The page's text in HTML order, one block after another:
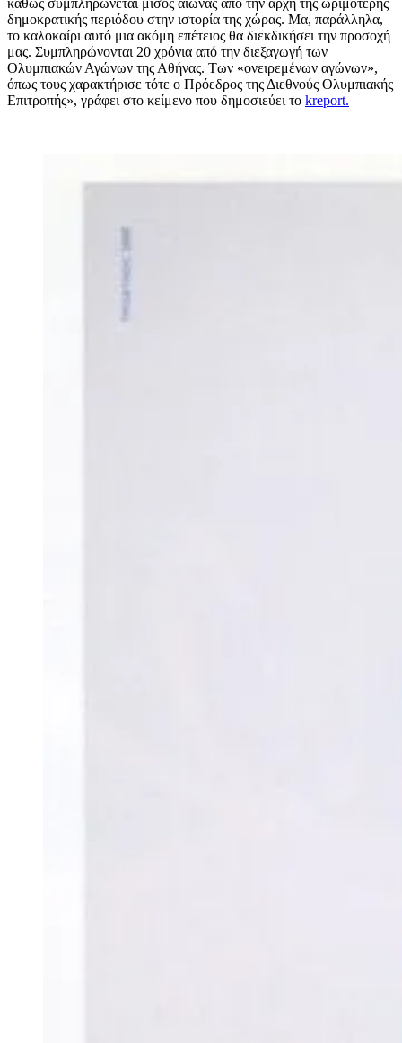
δημοκρατικής περιόδου στην ιστορία της χώρας. Μα, παράλληλα,
το καλοκαίρι αυτό μια ακόμη επέτειος θα διεκδικήσει την προσοχή
μας. Συμπληρώνονται 20 χρόνια από την διεξαγωγή των
Ολυμπιακών Αγώνων της Αθήνας. Των «ονειρεμένων αγώνων»,
όπως τους χαρακτήρισε τότε ο Πρόεδρος της Διεθνούς Ολυμπιακής
Επιτροπής», γράφει στο κείμενο που δημοσιεύει το kreport.